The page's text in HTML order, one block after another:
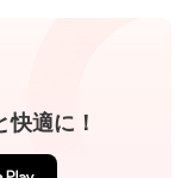
適に！